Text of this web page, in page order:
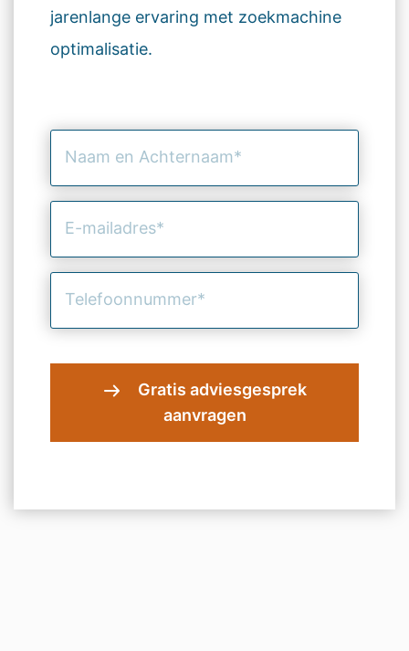
jarenlange ervaring met zoekmachine
optimalisatie.
en
Achternaam
(Vereist)
mailadres
(Vereist)
(Vereist)